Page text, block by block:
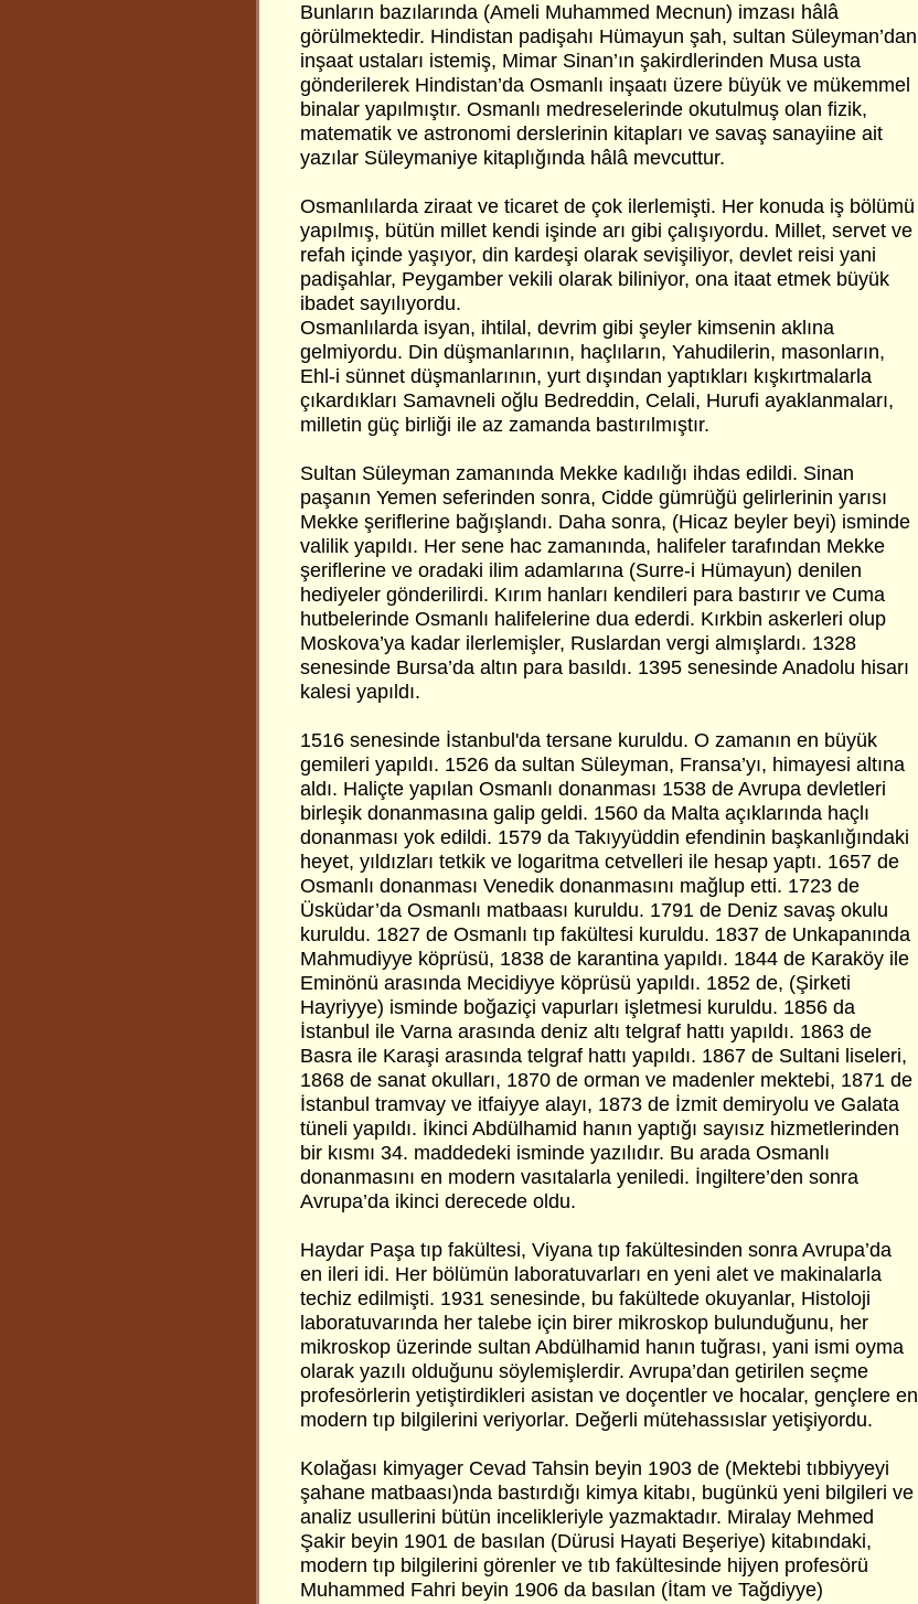
Bunların bazılarında (Ameli Muhammed Mecnun) imzası hâlâ
görülmektedir. Hindistan padişahı Hümayun şah, sultan Süleyman’dan
inşaat ustaları istemiş, Mimar Sinan’ın şakirdlerinden Musa usta
gönderilerek Hindistan’da Osmanlı inşaatı üzere büyük ve mükemmel
binalar yapılmıştır. Osmanlı medreselerinde okutulmuş olan fizik,
matematik ve astronomi derslerinin kitapları ve savaş sanayiine ait
yazılar Süleymaniye kitaplığında hâlâ mevcuttur.
Osmanlılarda ziraat ve ticaret de çok ilerlemişti. Her konuda iş bölümü
yapılmış, bütün millet kendi işinde arı gibi çalışıyordu. Millet, servet ve
refah içinde yaşıyor, din kardeşi olarak sevişiliyor, devlet reisi yani
padişahlar, Peygamber vekili olarak biliniyor, ona itaat etmek büyük
ibadet sayılıyordu.
Osmanlılarda isyan, ihtilal, devrim gibi şeyler kimsenin aklına
gelmiyordu. Din düşmanlarının, haçlıların, Yahudilerin, masonların,
Ehl-i sünnet düşmanlarının, yurt dışından yaptıkları kışkırtmalarla
çıkardıkları Samavneli oğlu Bedreddin, Celali, Hurufi ayaklanmaları,
milletin güç birliği ile az zamanda bastırılmıştır.
Sultan Süleyman zamanında Mekke kadılığı ihdas edildi. Sinan
paşanın Yemen seferinden sonra, Cidde gümrüğü gelirlerinin yarısı
Mekke şeriflerine bağışlandı. Daha sonra, (Hicaz beyler beyi) isminde
valilik yapıldı. Her sene hac zamanında, halifeler tarafından Mekke
şeriflerine ve oradaki ilim adamlarına (Surre-i Hümayun) denilen
hediyeler gönderilirdi. Kırım hanları kendileri para bastırır ve Cuma
hutbelerinde Osmanlı halifelerine dua ederdi. Kırkbin askerleri olup
Moskova’ya kadar ilerlemişler, Ruslardan vergi almışlardı. 1328
senesinde Bursa’da altın para basıldı. 1395 senesinde Anadolu hisarı
kalesi yapıldı.
1516 senesinde İstanbul'da tersane kuruldu. O zamanın en büyük
gemileri yapıldı. 1526 da sultan Süleyman, Fransa’yı, himayesi altına
aldı. Haliçte yapılan Osmanlı donanması 1538 de Avrupa devletleri
birleşik donanmasına galip geldi. 1560 da Malta açıklarında haçlı
donanması yok edildi. 1579 da Takıyyüddin efendinin başkanlığındaki
heyet, yıldızları tetkik ve logaritma cetvelleri ile hesap yaptı. 1657 de
Osmanlı donanması Venedik donanmasını mağlup etti. 1723 de
Üsküdar’da Osmanlı matbaası kuruldu. 1791 de Deniz savaş okulu
kuruldu. 1827 de Osmanlı tıp fakültesi kuruldu. 1837 de Unkapanında
Mahmudiyye köprüsü, 1838 de karantina yapıldı. 1844 de Karaköy ile
Eminönü arasında Mecidiyye köprüsü yapıldı. 1852 de, (Şirketi
Hayriyye) isminde boğaziçi vapurları işletmesi kuruldu. 1856 da
İstanbul ile Varna arasında deniz altı telgraf hattı yapıldı. 1863 de
Basra ile Karaşi arasında telgraf hattı yapıldı. 1867 de Sultani liseleri,
1868 de sanat okulları, 1870 de orman ve madenler mektebi, 1871 de
İstanbul tramvay ve itfaiyye alayı, 1873 de İzmit demiryolu ve Galata
tüneli yapıldı. İkinci Abdülhamid hanın yaptığı sayısız hizmetlerinden
bir kısmı 34. maddedeki isminde yazılıdır. Bu arada Osmanlı
donanmasını en modern vasıtalarla yeniledi. İngiltere’den sonra
Avrupa’da ikinci derecede oldu.
Haydar Paşa tıp fakültesi, Viyana tıp fakültesinden sonra Avrupa’da
en ileri idi. Her bölümün laboratuvarları en yeni alet ve makinalarla
techiz edilmişti. 1931 senesinde, bu fakültede okuyanlar, Histoloji
laboratuvarında her talebe için birer mikroskop bulunduğunu, her
mikroskop üzerinde sultan Abdülhamid hanın tuğrası, yani ismi oyma
olarak yazılı olduğunu söylemişlerdir. Avrupa’dan getirilen seçme
profesörlerin yetiştirdikleri asistan ve doçentler ve hocalar, gençlere en
modern tıp bilgilerini veriyorlar. Değerli mütehassıslar yetişiyordu.
Kolağası kimyager Cevad Tahsin beyin 1903 de (Mektebi tıbbiyyeyi
şahane matbaası)nda bastırdığı kimya kitabı, bugünkü yeni bilgileri ve
analiz usullerini bütün incelikleriyle yazmaktadır. Miralay Mehmed
Şakir beyin 1901 de basılan (Dürusi Hayati Beşeriye) kitabındaki,
modern tıp bilgilerini görenler ve tıb fakültesinde hijyen profesörü
Muhammed Fahri beyin 1906 da basılan (İtam ve Tağdiyye)